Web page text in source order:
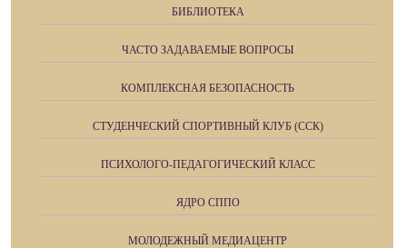
БИБЛИОТЕКА
ЧАСТО ЗАДАВАЕМЫЕ ВОПРОСЫ
КОМПЛЕКСНАЯ БЕЗОПАСНОСТЬ
СТУДЕНЧЕСКИЙ СПОРТИВНЫЙ КЛУБ (ССК)
ПСИХОЛОГО-ПЕДАГОГИЧЕСКИЙ КЛАСС
ЯДРО СППО
МОЛОДЕЖНЫЙ МЕДИАЦЕНТР